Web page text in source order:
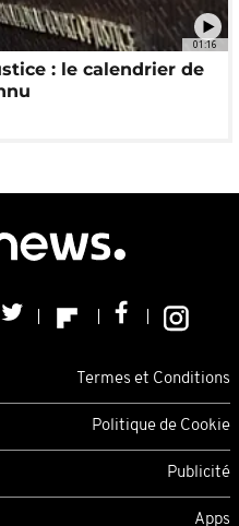
01:16
: le calendrier de
Termes et Conditions
Politique de Cookie
Publicité
Apps